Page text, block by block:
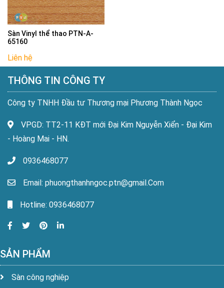
Sàn Vinyl thể thao PTN-A-
65160
Liên hệ
THÔNG TIN CÔNG TY
Công ty TNHH Đầu tư Thương mại Phương Thành Ngọc
VPGD: TT2-11 KĐT mới Đại Kim Nguyễn Xiển - Đại Kim
- Hoàng Mai - HN.
0936468077
Email: phuongthanhngoc.ptn@gmail.Com
Hotline: 0936468077
SẢN PHẨM
Sàn công nghiệp